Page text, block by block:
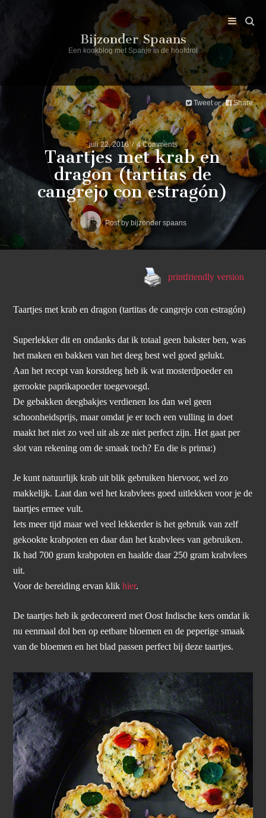
Bijzonder Spaans
Een kookblog met Spanje in de hoofdrol
juli 22, 2016 4 Comments
Taartjes met krab en
dragon (tartitas de
cangrejo con estragón)
Tweet or Share
Post by bijzonder spaans
printfriendly version
Taartjes met krab en dragon (tartitas de cangrejo con estragón)
Superlekker dit en ondanks dat ik totaal geen bakster ben, was
het maken en bakken van het deeg best wel goed gelukt.
Aan het recept van korstdeeg heb ik wat mosterdpoeder en
gerookte paprikapoeder toegevoegd.
De gebakken deegbakjes verdienen los dan wel geen
schoonheidsprijs, maar omdat je er toch een vulling in doet
maakt het niet zo veel uit als ze niet perfect zijn. Het gaat per
slot van rekening om de smaak toch? En die is prima:)
Je kunt natuurlijk krab uit blik gebruiken hiervoor, wel zo
makkelijk. Laat dan wel het krabvlees goed uitlekken voor je de
taartjes ermee vult.
Iets meer tijd maar wel veel lekkerder is het gebruik van zelf
gekookte krabpoten en daar dan het krabvlees van gebruiken.
Ik had 700 gram krabpoten en haalde daar 250 gram krabvlees
uit.
Voor de bereiding ervan klikhier.
De taartjes heb ik gedecoreerd met Oost Indische kers omdat ik
nu eenmaal dol ben op eetbare bloemen en de peperige smaak
van de bloemen en het blad passen perfect bij deze taartjes.